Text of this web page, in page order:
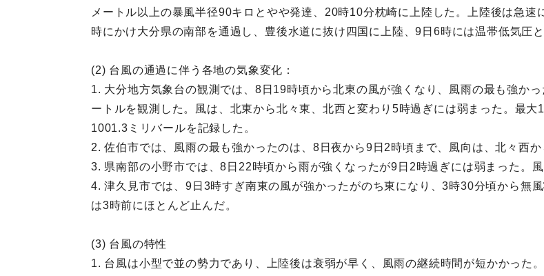
メートル以上の暴風半径90キロとやや発達、20時10分枕崎に上陸した。上陸後は急
時にかけ大分県の南部を通過し、豊後水道に抜け四国に上陸、9日6時には温帯低気圧と
(2) 台風の通過に伴う各地の気象変化：
1. 大分地方気象台の観測では、8日19時頃から北東の風が強くなり、風雨の最も強か
ートルを観測した。風は、北東から北々東、北西と変わり5時過ぎには弱まった。最
1001.3ミリバールを記録した。
2. 佐伯市では、風雨の最も強かったのは、8日夜から9日2時頃まで、風向は、北々西か
3. 県南部の小野市では、8日22時頃から雨が強くなったが9日2時過ぎには弱まった。
4. 津久見市では、9日3時すぎ南東の風が強かったがのち東になり、3時30分頃から無
は3時前にほとんど止んだ。
(3) 台風の特性
1. 台風は小型で並の勢力であり、上陸後は衰弱が早く、風雨の継続時間が短かかった。